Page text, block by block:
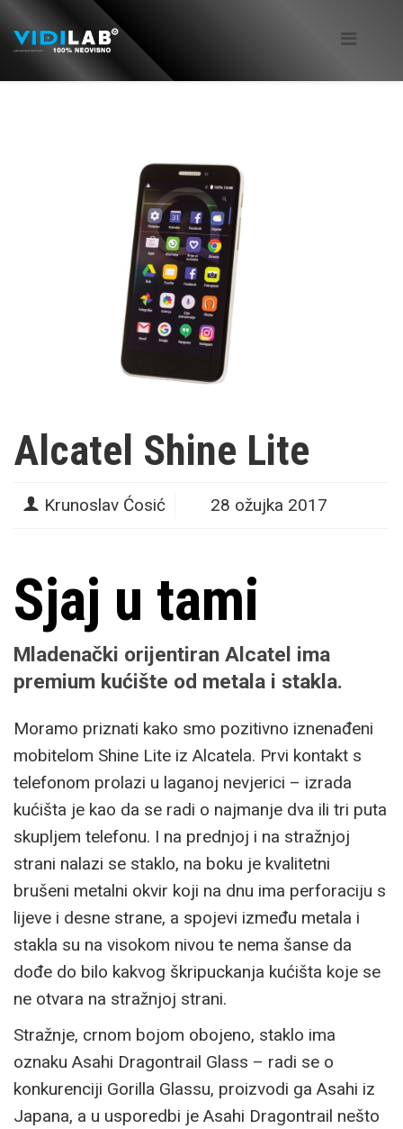
Alcatel Shine Lite
Krunoslav Ćosić 28 ožujka 2017
Sjaj u tami
Mladenački orijentiran Alcatel ima
premium kućište od metala i stakla.
Moramo priznati kako smo pozitivno iznenađeni
mobitelom Shine Lite iz Alcatela. Prvi kontakt s
telefonom prolazi u laganoj nevjerici – izrada
kućišta je kao da se radi o najmanje dva ili tri puta
skupljem telefonu. I na prednjoj i na stražnjoj
strani nalazi se staklo, na boku je kvalitetni
brušeni metalni okvir koji na dnu ima perforaciju s
lijeve i desne strane, a spojevi između metala i
stakla su na visokom nivou te nema šanse da
dođe do bilo kakvog škripuckanja kućišta koje se
ne otvara na stražnjoj strani.
Stražnje, crnom bojom obojeno, staklo ima
oznaku Asahi Dragontrail Glass – radi se o
konkurenciji Gorilla Glassu, proizvodi ga Asahi iz
Japana, a u usporedbi je Asahi Dragontrail nešto